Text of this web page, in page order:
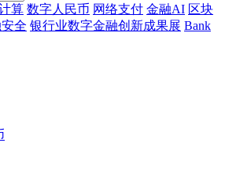
算 数字人民币 网络支付 金融AI 区块
全 银行业数字金融创新成果展 Bank